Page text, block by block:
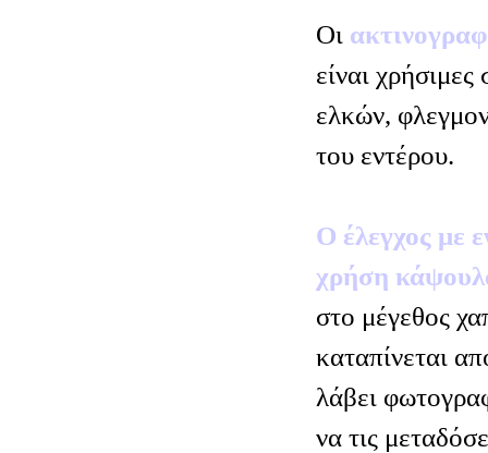
Οι
είναι
ελκών,
του εντέρου.
Ο έλεγχος με
χρήση
στο μέγεθος
καταπίνεται
λάβει
να τις